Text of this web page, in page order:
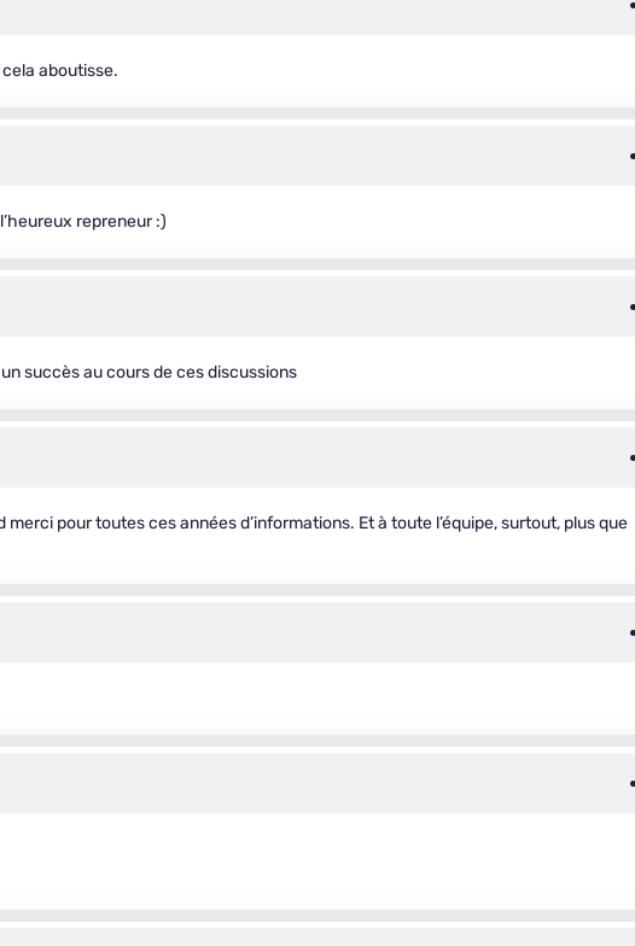
aboutisse.
repreneur :)
succès au cours de ces discussions
pour toutes ces années d’informations. Et à toute l’équipe, surtout, plus que